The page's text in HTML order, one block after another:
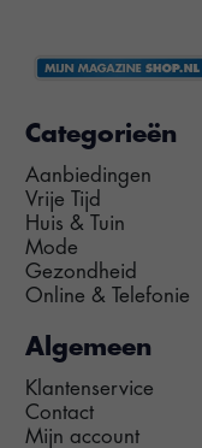
Categorieën
Aanbiedingen
Vrije Tijd
Huis & Tuin
Mode
Gezondheid
Online & Telefonie
Algemeen
Klantenservice
Contact
Mijn account